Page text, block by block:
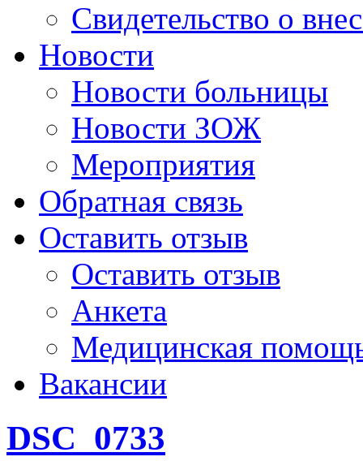
Свидетельство о
Новости
Новости больницы
Новости ЗОЖ
Мероприятия
Обратная связь
Оставить отзыв
Оставить отзыв
Анкета
Медицинская
Вакансии
DSC_0733